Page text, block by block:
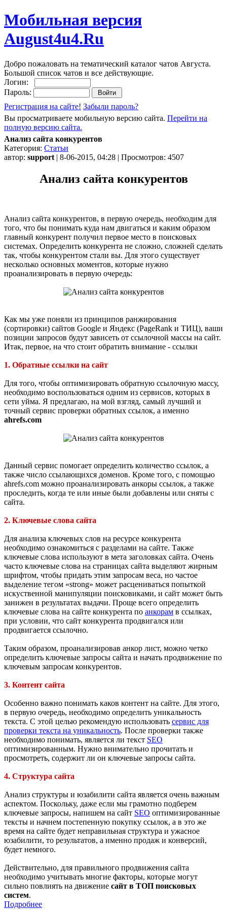
Мобильная версия
August4u4.Ru
Добро пожаловать на тематический каталог чатов Августа.
Большой список чатов и все действующие.
Логин:
Пароль:
Регистрация на сайте! Забыли пароль?
Вы просматриваете мобильную версию сайта. Перейти на
полную версию сайта.
Анализ сайта конкурентов
Категория: Статьи
автор: support | 8-06-2015, 04:28 | Просмотров: 4507
Анализ сайта конкурентов
Анализ сайта конкурентов, в первую очередь, необходим для
того, что бы понимать куда нам двигаться и каким образом
главный конкурент получил первое место в поисковых
системах. Определить конкурента не сложно, сложней сделать
так, чтобы конкурентом стали вы. Для этого существует
несколько основных моментов, которые нужно
проанализировать в первую очередь:
Как мы уже поняли из принципов ранжирования
(сортировки) сайтов Google и Яндекс (PageRank и ТИЦ), ваши
позиции запросов будут зависеть от ссылочной массы на сайт.
Итак, первое, на что стоит обратить внимание - ссылки
1. Обратные ссылки на сайт
Для того, чтобы оптимизировать обратную ссылочную массу,
необходимо воспользоваться одним из сервисов, которых в
сети уйма. Я предлагаю, на мой взгляд, самый лучший и
точный сервис проверки обратных ссылок, а именно
ahrefs.com
Данный сервис помогает определить количество ссылок, а
также число ссылающихся доменов. Кроме того, с помощью
ahrefs.com можно проанализировать анкоры ссылок, а также
проследить, когда те или иные были добавлены или сняты с
сайта.
2. Ключевые слова сайта
Для анализа ключевых слов на ресурсе конкурента
необходимо ознакомиться с разделами на сайте. Также
ключевые слова используют в мета заголовках сайта. Очень
часто ключевые слова на страницах сайта выделяют жирным
шрифтом, чтобы придать этим запросам веса, но частое
выделение тегом «strong» может расцениваться попыткой
искуственной манипуляции поисковиками, и сайт может быть
занижен в результатах выдачи. Проще всего определить
ключевые слова на сайте конкурента по анкорам в ссылках,
при условии, что сайт конкурента продвигался или
продвигается ссылочно.
Таким образом, проанализировав анкор лист, можно четко
определить ключевые запросы сайта и начать продвижение по
ключевым запросам конкурентов.
3. Контент сайта
Особенно важно понимать каков контент на сайте. Для этого,
в первую очередь, необходимо определить уникальность
текста. С этой целью рекомендую использовать сервис для
проверки текста на уникальность. После проверки также
необходимо понимать, является ли текст SEO
оптимизированным. Нужно внимательно прочитать и
просмотреть, содержит ли он ключевые запросы сайта.
4. Структура сайта
Анализ структуры и юзабилити сайта является очень важным
аспектом. Поскольку, даже если мы грамотно подберем
ключевые запросы, напишем на сайт SEO оптимизированные
тексты и начнем постепенную покупку ссылок, а в это же
время на сайте будет неправильная структура и ужасное
юзабилити, то результатов, а именно продаж и конверсий,
будет немного.
Действительно, для правильного продвижения сайта
необходимо учитывать многие факторы, которые могут
сильно повлиять на движение сайт в ТОП поисковых
систем.
Подробнее